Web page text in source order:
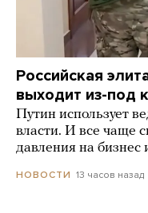
Российская
выходит из-под
Путин использует
власти. И все чаще
давления на
НОВОСТИ 13 часов назад